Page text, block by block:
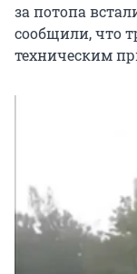
за потопа
сообщили, что
техническим